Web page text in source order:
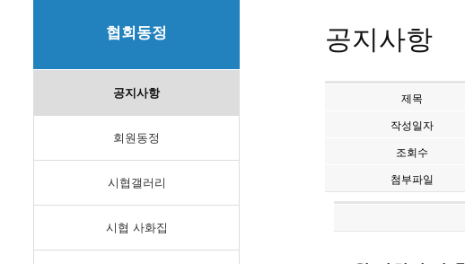
협회동정
공지사항
회원동정
시협갤러리
시협 사화집
공지사항
제목
작성일자
조회수
첨부파일